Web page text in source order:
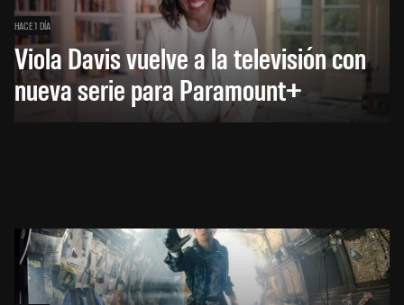
HACE 1 DÍA
Viola Davis vuelve a la televisión con
nueva serie para Paramount+